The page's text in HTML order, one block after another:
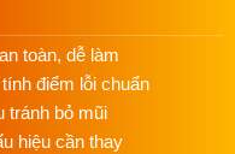
thoải mái và nhàn hơn.
lại lợi nhuận tốt hơn cho
toàn, dễ làm
điểm lỗi chuẩn
tránh bỏ mũi
hiệu cần thay